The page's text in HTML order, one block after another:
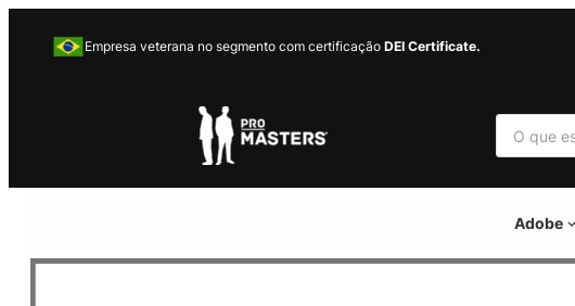
Empresa veterana no segmento com certificação DEI Certificate.
P
s
u
r
Adobe